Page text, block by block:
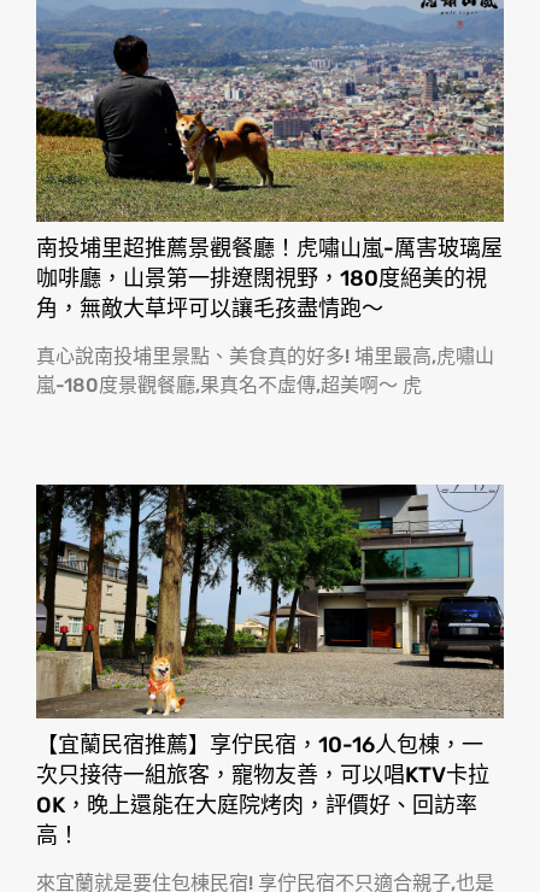
南投埔里超推薦景觀餐廳！虎嘯山嵐-厲害玻璃屋
咖啡廳，山景第一排遼闊視野，180度絕美的視
角，無敵大草坪可以讓毛孩盡情跑〜
真心說南投埔里景點、美食真的好多! 埔里最高,虎嘯山
嵐-180度景觀餐廳,果真名不虛傳,超美啊〜 虎
【宜蘭民宿推薦】享佇民宿，10-16人包棟，一
次只接待一組旅客，寵物友善，可以唱KTV卡拉
OK，晚上還能在大庭院烤肉，評價好、回訪率
高！
來宜蘭就是要住包棟民宿! 享佇民宿不只適合親子,也是